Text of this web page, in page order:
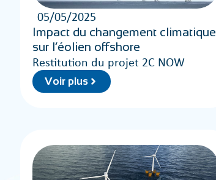
05/05/2025
Impact du changement climatique
sur l’éolien offshore
Restitution du projet 2C NOW
Voir plus